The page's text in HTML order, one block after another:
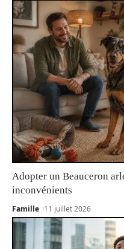
Adopter un Beauceron
inconvénients
Famille 11 juillet 2026